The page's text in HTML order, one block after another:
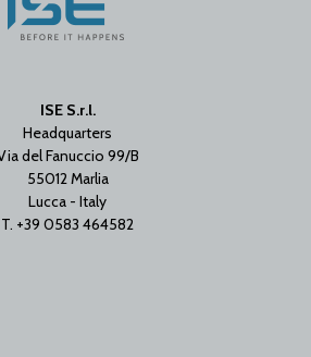
ISE S.r.l.
Headquarters
del Fanuccio 99/B
55012 Marlia
Lucca - Italy
T. +39 0583 464582